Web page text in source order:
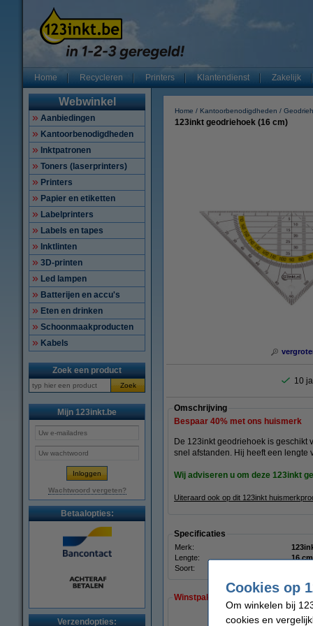
Home Recycleren Printers Klantendienst Zakelijk
Webwinkel
Aanbiedingen
Kantoorbenodigdheden
Inktpatronen
Toners (laserprinters)
Printers
Papier en etiketten
Labelprinters
Labels en tapes
Inktlinten
3D-printen
Led lampen
Batterijen en accu's
Eten en drinken
Schoonmaakproducten
Kabels
Zoek een product
Zoek
Mijn 123inkt.be
Wachtwoord vergeten?
Betaalopties:
Verzendopties:
Home Kantoorbenodigdheden
123inkt geodriehoek (16 cm)
10
Omschrijving
Bespaar 40% met ons huismerk
De 123inkt geodriehoek is geschikt
snel afstanden. Hij heeft een lengte
Wij adviseren u om deze 123inkt
Uiteraard ook op dit 123inkt
Specificaties
Merk:
Lengte:
16 cm
Soort:
Winstpakker!
Cookies op
Om winkelen bij
cookies en